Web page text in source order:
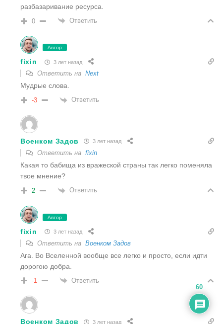
разбазаривание ресурса.
0 Ответить
Автор
fixin 3 лет назад
Ответить на Next
Мудрые слова.
-3 Ответить
Военком Задов 3 лет назад
Ответить на fixin
Какая то бабища из вражеской страны так легко поменяла
твое мнение?
2 Ответить
Автор
fixin 3 лет назад
Ответить на Военком Задов
Ага. Во Вселенной вообще все легко и просто, если идти
дорогою добра.
-1 Ответить
Военком Задов 3 лет назад
60